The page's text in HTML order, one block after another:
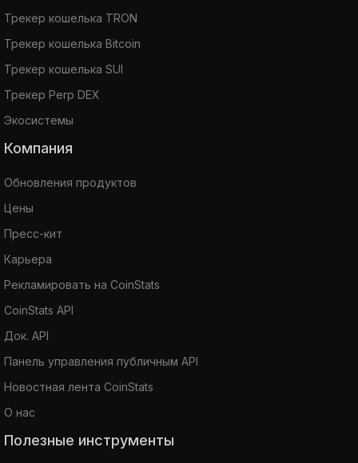
Трекер кошелька TRON
Трекер кошелька Bitcoin
Трекер кошелька SUI
Трекер Perp DEX
Экосистемы
Компания
Обновления продуктов
Цены
Пресс-кит
Карьера
Рекламировать на CoinStats
CoinStats API
Док. API
Панель управления публичным API
Новостная лента CoinStats
О нас
Полезные инструменты